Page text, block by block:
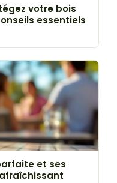
votre bois
essentiels
et ses